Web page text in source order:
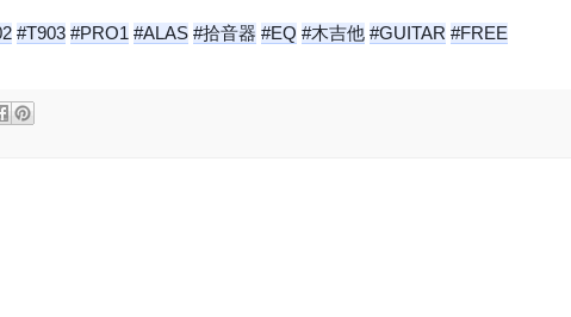
#T903 #PRO1 #ALAS #拾音器 #EQ #木吉他 #GUITAR #FREE